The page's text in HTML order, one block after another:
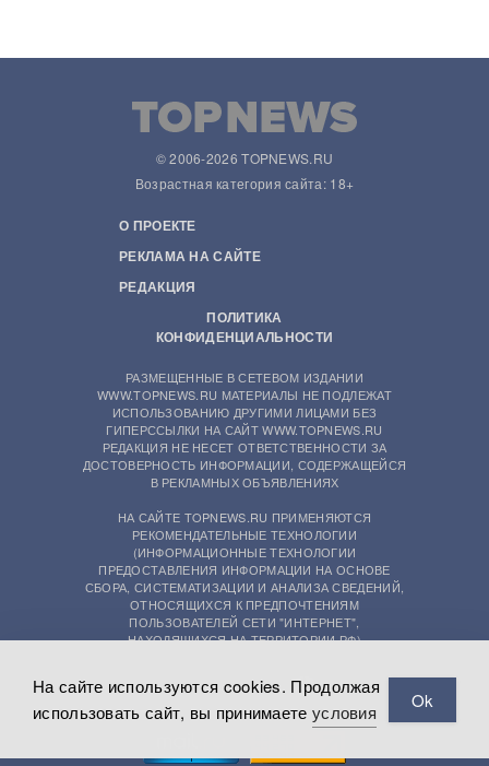
© 2006-2026 TOPNEWS.RU
Возрастная категория сайта: 18+
О ПРОЕКТЕ
РЕКЛАМА НА САЙТЕ
РЕДАКЦИЯ
ПОЛИТИКА
КОНФИДЕНЦИАЛЬНОСТИ
РАЗМЕЩЕННЫЕ В СЕТЕВОМ ИЗДАНИИ
WWW.TOPNEWS.RU МАТЕРИАЛЫ НЕ ПОДЛЕЖАТ
ИСПОЛЬЗОВАНИЮ ДРУГИМИ ЛИЦАМИ БЕЗ
ГИПЕРССЫЛКИ НА САЙТ WWW.TOPNEWS.RU
РЕДАКЦИЯ НЕ НЕСЕТ ОТВЕТСТВЕННОСТИ ЗА
ДОСТОВЕРНОСТЬ ИНФОРМАЦИИ, СОДЕРЖАЩЕЙСЯ
В РЕКЛАМНЫХ ОБЪЯВЛЕНИЯХ
НА САЙТЕ TOPNEWS.RU ПРИМЕНЯЮТСЯ
РЕКОМЕНДАТЕЛЬНЫЕ ТЕХНОЛОГИИ
(ИНФОРМАЦИОННЫЕ ТЕХНОЛОГИИ
ПРЕДОСТАВЛЕНИЯ ИНФОРМАЦИИ НА ОСНОВЕ
СБОРА, СИСТЕМАТИЗАЦИИ И АНАЛИЗА СВЕДЕНИЙ,
ОТНОСЯЩИХСЯ К ПРЕДПОЧТЕНИЯМ
ПОЛЬЗОВАТЕЛЕЙ СЕТИ "ИНТЕРНЕТ",
НАХОДЯЩИХСЯ НА ТЕРРИТОРИИ РФ)
На сайте используются cookies. Продолжая
использовать сайт, вы принимаете условия
Ok